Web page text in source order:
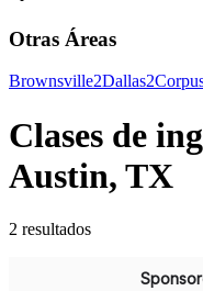
Otras Áreas
Brownsville2Dallas2
Clases de
Austin, TX
2 resultados